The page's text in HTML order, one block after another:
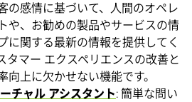
の感情に基づいて、人間のオペレ
や、お勧めの製品やサービスの情
に関する最新の情報を提供してく
タマー エクスペリエンスの改善と
向上に欠かせない機能です。
チャル アシスタント: 簡単な問い